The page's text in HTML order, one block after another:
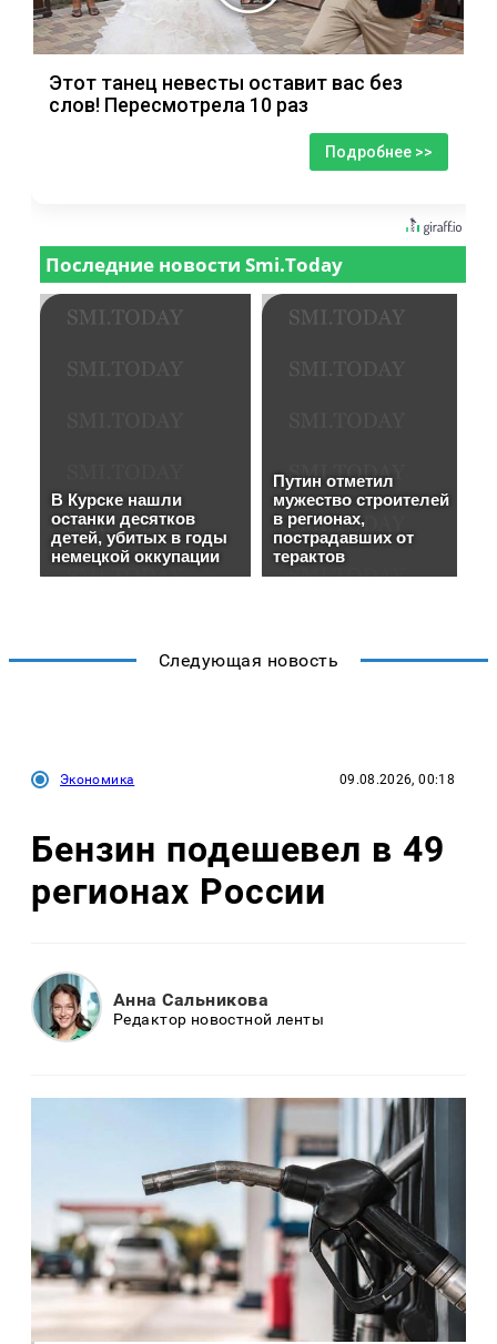
Этот танец невесты оставит вас без
слов! Пересмотрела 10 раз
Подробнее >>
Следующая новость
Экономика 09.08.2026, 00:18
Бензин подешевел в 49
регионах России
Анна Сальникова
Редактор новостной ленты